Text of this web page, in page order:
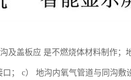
及盖板应 是不燃烧体材料制作；
； c） 地沟内氧气管道与同沟敷